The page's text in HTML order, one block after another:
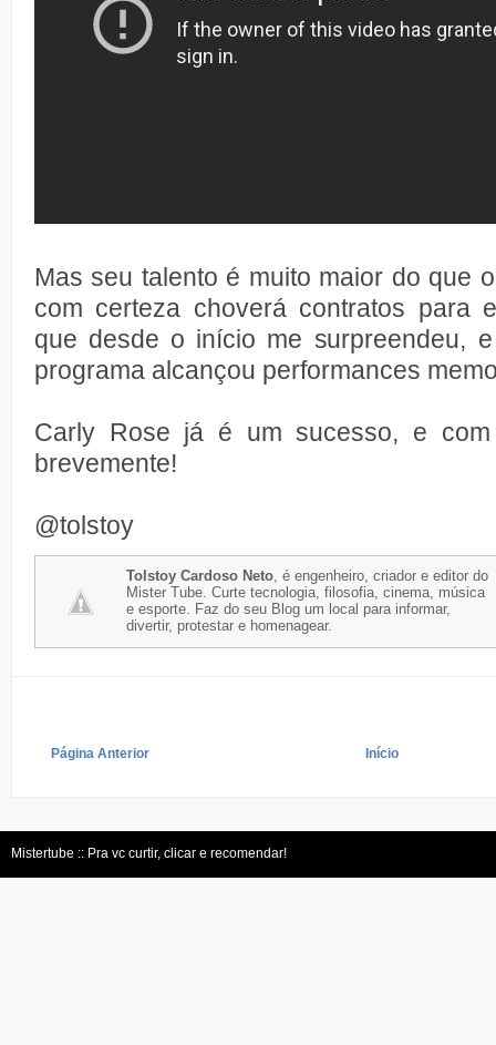
Mas seu talento é muito maior do que
com certeza choverá contratos para
que desde o início me surpreendeu,
programa alcançou performances
Carly Rose já é um sucesso, e
brevemente!
@tolstoy
Tolstoy Cardoso Neto, é engenheiro, criador e editor do
Mister Tube. Curte tecnologia, filosofia, cinema, música
e esporte. Faz do seu Blog um local para informar,
divertir, protestar e homenagear.
Página Anterior Início
Mistertube :: Pra vc curtir, clicar e recomendar!